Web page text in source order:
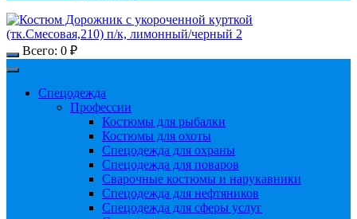
Всего: 0 ₽
Спецодежда
Профессии
Костюмы для рыбалки
Костюмы для охоты
Спецодежда для охраны
Спецодежда для поваров
Сварочные костюмы и нарукавники
Спецодежда для нефтяников
Спецодежда для сферы услуг